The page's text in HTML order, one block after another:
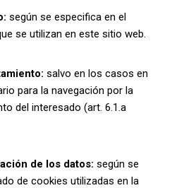
según se especifica en el
se utilizan en este sitio web.
salvo en los casos en
para la navegación por la
del interesado (art. 6.1.a
de los datos: según se
de cookies utilizadas en la